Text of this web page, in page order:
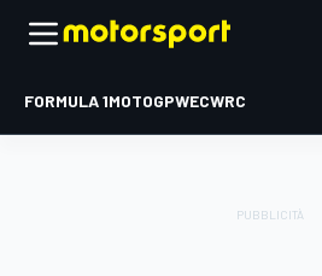
FORMULA 1MOTOGPWECWRC